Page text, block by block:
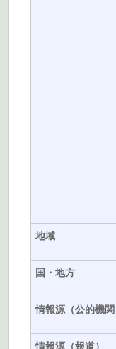
地域
国・地方
情報源（公的機関
情報源（報道）